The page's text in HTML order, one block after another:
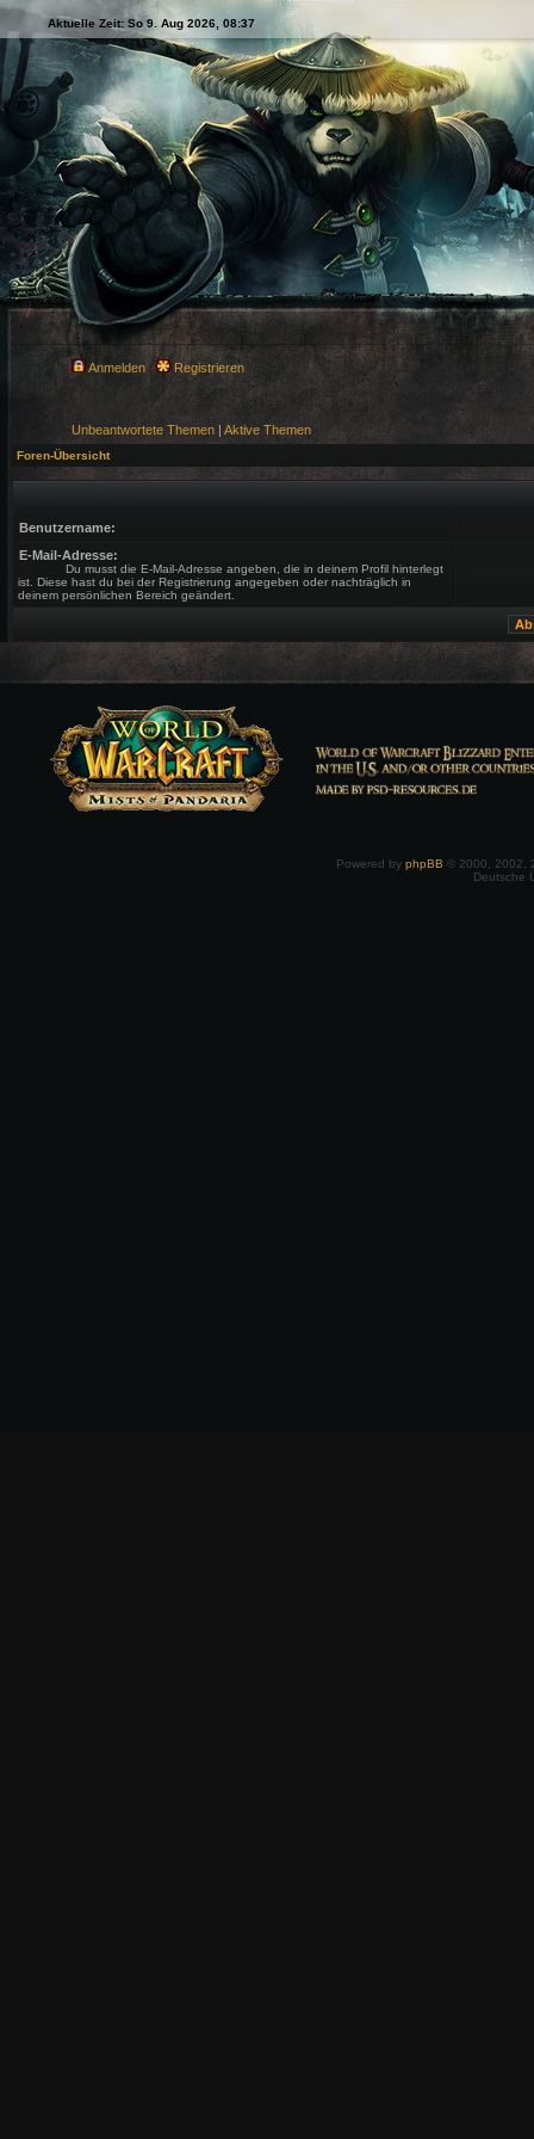
Aktuelle Zeit: So 9. Aug 2026, 08:37
Anmelden Registrieren
Unbeantwortete Themen | Aktive Themen
Foren-Übersicht
Benutzername:
E-Mail-Adresse:
Du musst die E-Mail-Adresse angeben, die in deinem Profil hinterlegt
ist. Diese hast du bei der Registrierung angegeben oder nachträglich in
deinem persönlichen Bereich geändert.
Powered by phpBB © 2000, 2002,
Deutsche